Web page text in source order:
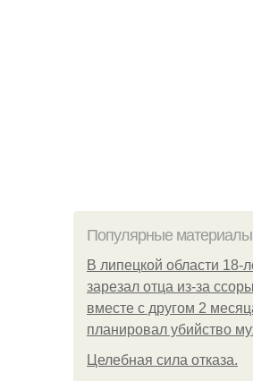
Популярные материалы
В липецкой области 18-
зарезал отца из-за
вместе с другом 2
планировал убийство
Целебная сила отказа.